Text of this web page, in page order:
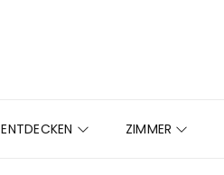
ENTDECKEN ZIMMER